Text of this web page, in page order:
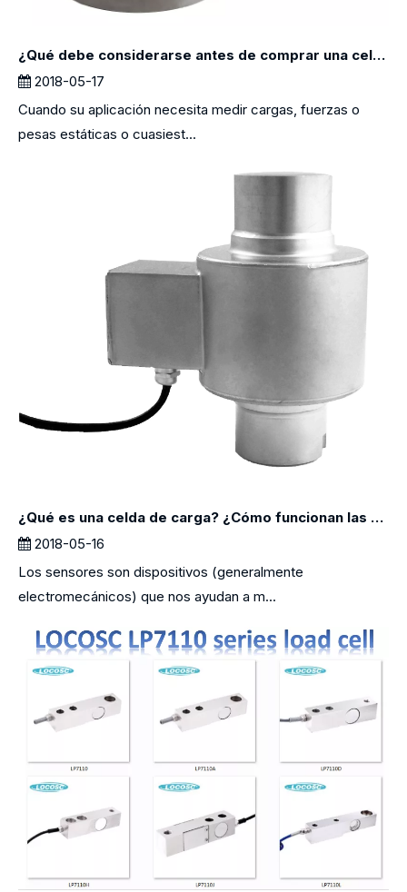
¿Qué debe considerarse antes de comprar una celda de carga?
2018-05-17
Cuando su aplicación necesita medir cargas, fuerzas o
pesas estáticas o cuasiest...
¿Qué es una celda de carga? ¿Cómo funcionan las celdas de carga?
2018-05-16
Los sensores son dispositivos (generalmente
electromecánicos) que nos ayudan a m...